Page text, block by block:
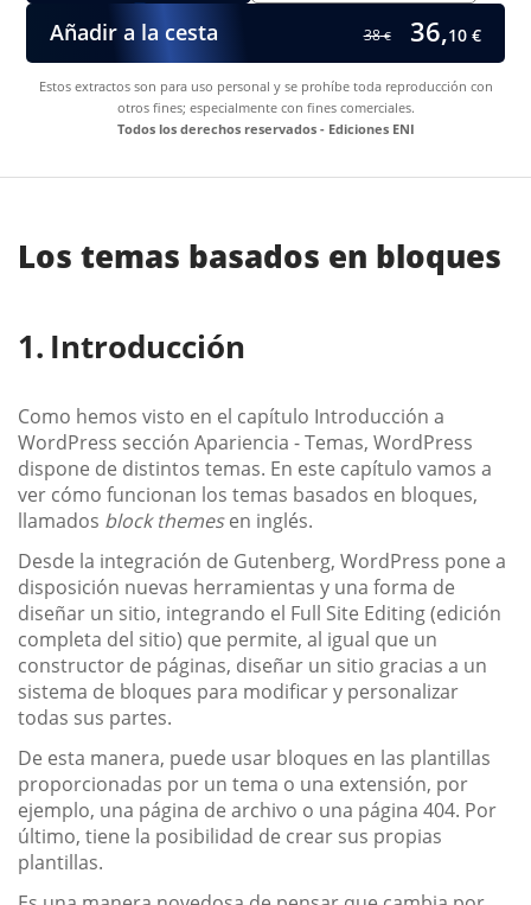
Añadir a la cesta 38€ 36,10 €
Estos extractos son para uso personal y se prohíbe toda reproducción con
otros fines; especialmente con fines comerciales.
Todos los derechos reservados - Ediciones ENI
Los temas basados en bloques
Introducción
Como hemos visto en el capítulo Introducción a
WordPress sección Apariencia - Temas, WordPress
dispone de distintos temas. En este capítulo vamos a
ver cómo funcionan los temas basados en bloques,
llamados block themesen inglés.
Desde la integración de Gutenberg, WordPress pone a
disposición nuevas herramientas y una forma de
diseñar un sitio, integrando el Full Site Editing (edición
completa del sitio) que permite, al igual que un
constructor de páginas, diseñar un sitio gracias a un
sistema de bloques para modificar y personalizar
todas sus partes.
De esta manera, puede usar bloques en las plantillas
proporcionadas por un tema o una extensión, por
ejemplo, una página de archivo o una página 404. Por
último, tiene la posibilidad de crear sus propias
plantillas.